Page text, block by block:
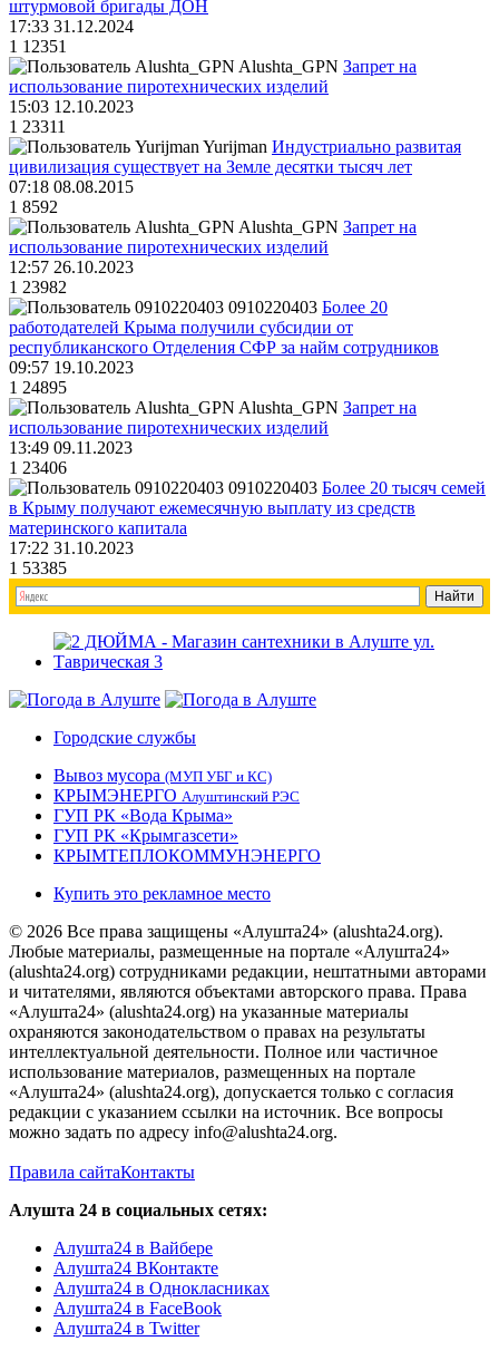
штурмовой бригады ДОН
17:33 31.12.2024
1 12351
Alushta_GPN Запрет на
использование пиротехнических изделий
15:03 12.10.2023
1 23311
Yurijman Индустриально развитая
цивилизация существует на Земле десятки тысяч лет
07:18 08.08.2015
1 8592
Alushta_GPN Запрет на
использование пиротехнических изделий
12:57 26.10.2023
1 23982
0910220403 Более 20
работодателей Крыма получили субсидии от
республиканского Отделения СФР за найм сотрудников
09:57 19.10.2023
1 24895
Alushta_GPN Запрет на
использование пиротехнических изделий
13:49 09.11.2023
1 23406
0910220403 Более 20 тысяч семей
в Крыму получают ежемесячную выплату из средств
материнского капитала
17:22 31.10.2023
1 53385
Городские службы
Вывоз мусора (МУП УБГ и КС)
КРЫМЭНЕРГО Алуштинский РЭС
ГУП РК «Вода Крыма»
ГУП РК «Крымгазсети»
КРЫМТЕПЛОКОММУНЭНЕРГО
Купить это рекламное место
© 2026 Все права защищены «Алушта24» (alushta24.org).
Любые материалы, размещенные на портале «Алушта24»
(alushta24.org) сотрудниками редакции, нештатными авторами
и читателями, являются объектами авторского права. Права
«Алушта24» (alushta24.org) на указанные материалы
охраняются законодательством о правах на результаты
интеллектуальной деятельности. Полное или частичное
использование материалов, размещенных на портале
«Алушта24» (alushta24.org), допускается только с согласия
редакции с указанием ссылки на источник. Все вопросы
можно задать по адресу info@alushta24.org.
Правила сайтаКонтакты
Алушта 24 в социальных сетях:
Алушта24 в Вайбере
Алушта24 ВКонтакте
Алушта24 в Однокласниках
Алушта24 в FaceBook
Алушта24 в Twitter